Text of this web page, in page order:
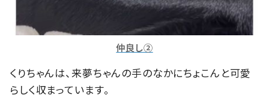
仲良し②
くりちゃんは、来夢ちゃんの手のなかにちょこんと可愛
らしく収まっています。